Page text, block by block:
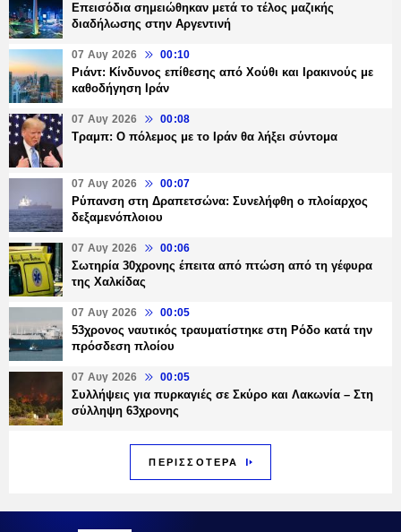
Επεισόδια σημειώθηκαν μετά το τέλος μαζικής
διαδήλωσης στην Αργεντινή
07 Αυγ 2026 00:10
Ριάντ: Κίνδυνος επίθεσης από Χούθι και Ιρακινούς με
καθοδήγηση Ιράν
07 Αυγ 2026 00:08
Τραμπ: Ο πόλεμος με το Ιράν θα λήξει σύντομα
07 Αυγ 2026 00:07
Ρύπανση στη Δραπετσώνα: Συνελήφθη ο πλοίαρχος
δεξαμενόπλοιου
07 Αυγ 2026 00:06
Σωτηρία 30χρονης έπειτα από πτώση από τη γέφυρα
της Χαλκίδας
07 Αυγ 2026 00:05
53χρονος ναυτικός τραυματίστηκε στη Ρόδο κατά την
πρόσδεση πλοίου
07 Αυγ 2026 00:05
Συλλήψεις για πυρκαγιές σε Σκύρο και Λακωνία – Στη
σύλληψη 63χρονης
ΠΕΡΙΣΣΟΤΕΡΑ